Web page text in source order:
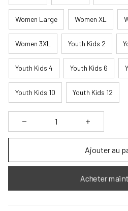
Women Large Women XL
Women 3XL Youth Kids 2
Youth Kids 4 Youth Kids 6
Youth Kids 10 Youth Kids 12
Ajouter au
Acheter